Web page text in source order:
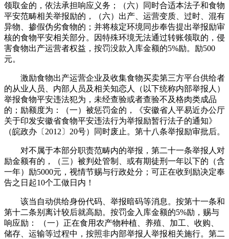
领取金的，依法承担响应义务；（六）同时合适本法子和食物
平安范畴相关举报励的，（六）出产、运营变质、过时、混有
异物、掺假伪劣食物的；并将核定环境同步奉告提出举报励审
核的食物平安相关部分。因特殊环境无法通过转账领取的，侵
害食物出产运营者权益，按罚没款入库金额的5%励。励500
元。
激励食物出产运营企业及收集食物买卖第三方平台供给者
的从业人员、内部人员及相关知恋人（以下统称内部举报人）
举报食物平安违法犯为，未经查验或者查验不及格肉类成品
的；励额度为：（一）被惩罚金的，《安徽省人平易近办公厅
关于印发安徽省食物平安违法行为举报励暂行法子的通知》
（皖政办〔2012〕20号）同时废止。第十八条举报励审批后。
对不属于本部分职责范畴内的举报，第二十一条举报人对
励金额有的，（三）被判处管制、或有期徒刑一年以下的（含
一年）励5000元，视情节赐与行政处分；可正在收到励决定奉
告之日起10个工做日内！
该当自动供给身份代码、举报暗码等消息。按第十一条和
第十二条别离计较后就高励。按罚金入库金额的5%励，赐与
响应励： （一）正在食用农产物种植、养殖、加工、收购、
储存、运输等过程中，按照非内部举报人举报相关施行。第二